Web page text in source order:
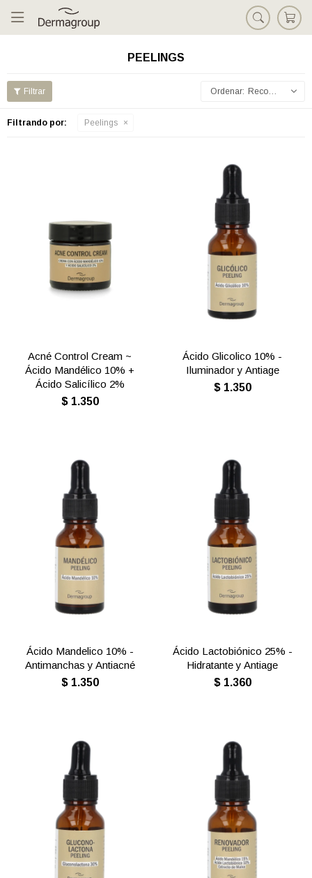

PEELINGS
Recomendados
Filtrando por: Peelings
Acné Control Cream ~
Ácido Mandélico 10% +
Ácido Salicílico 2%
$ 1.350
Ácido Glicolico 10% -
Iluminador y Antiage
$ 1.350
Ácido Mandelico 10% -
Antimanchas y Antiacné
$ 1.350
Ácido Lactobiónico 25% -
Hidratante y Antiage
$ 1.360